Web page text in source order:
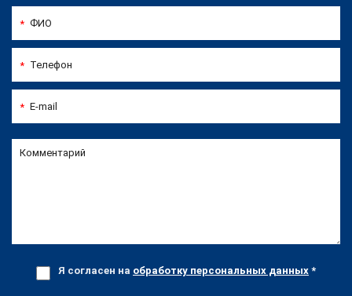
* ФИО
* Телефон
* E-mail
Комментарий
Я согласен на обработку персональных данных *